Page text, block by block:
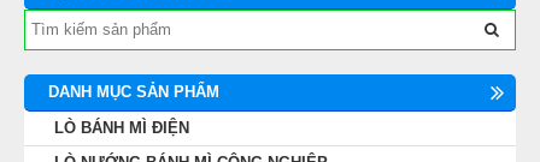
DANH MỤC SẢN PHẨM
LÒ BÁNH MÌ ĐIỆN